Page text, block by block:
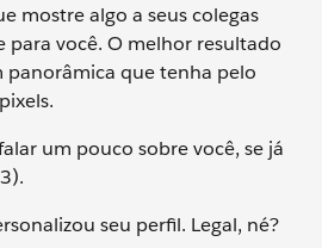
mostre algo a seus colegas
para você. O melhor resultado
panorâmica que tenha pelo
um pouco sobre você, se já
seu perfil. Legal, né?